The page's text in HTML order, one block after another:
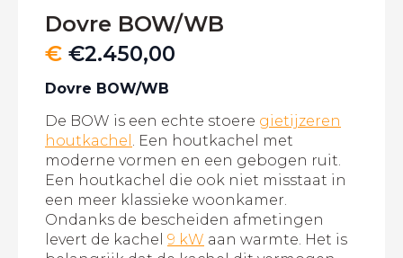
Dovre BOW/WB
€ €2.450,00
Dovre BOW/WB
De BOW is een echte stoere gietijzeren
houtkachel . Een houtkachel met
moderne vormen en een gebogen ruit.
Een houtkachel die ook niet misstaat in
een meer klassieke woonkamer.
Ondanks de bescheiden afmetingen
levert de kachel 9 kW aan warmte. Het is